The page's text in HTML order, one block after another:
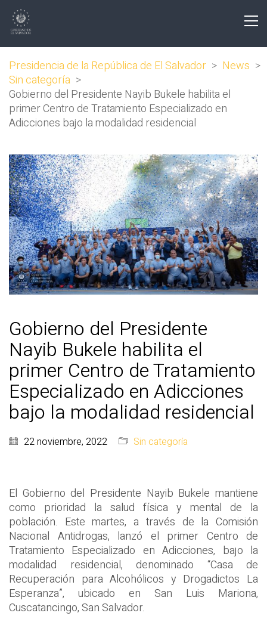
Presidencia de la República de El Salvador > News >
Sin categoría >
Gobierno del Presidente Nayib Bukele habilita el
primer Centro de Tratamiento Especializado en
Adicciones bajo la modalidad residencial
Gobierno del Presidente
Nayib Bukele habilita el
primer Centro de Tratamiento
Especializado en Adicciones
bajo la modalidad residencial
22 noviembre, 2022 Sin categoría
El Gobierno del Presidente Nayib Bukele mantiene
como prioridad la salud física y mental de la
población. Este martes, a través de la Comisión
Nacional Antidrogas, lanzó el primer Centro de
Tratamiento Especializado en Adicciones, bajo la
modalidad residencial, denominado “Casa de
Recuperación para Alcohólicos y Drogadictos La
Esperanza”, ubicado en San Luis Mariona,
Cuscatancingo, San Salvador.